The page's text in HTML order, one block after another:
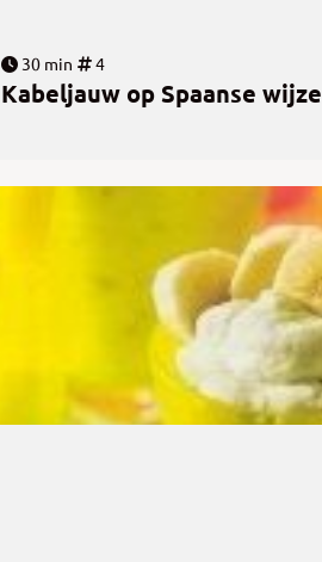
30 min 4
Kabeljauw op Spaanse wijze